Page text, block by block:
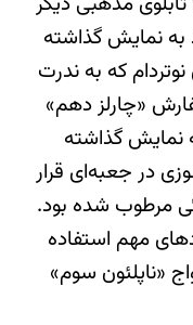
به نمایش گذاشته
از فرش ۲۷ متری نوتردام که به ندرت
«چارلز دهم»
نمایش گذاشته
در جعبه‌ای قرار
مرطوب شده بود.
مهم استفاده
«ناپلئون سوم»